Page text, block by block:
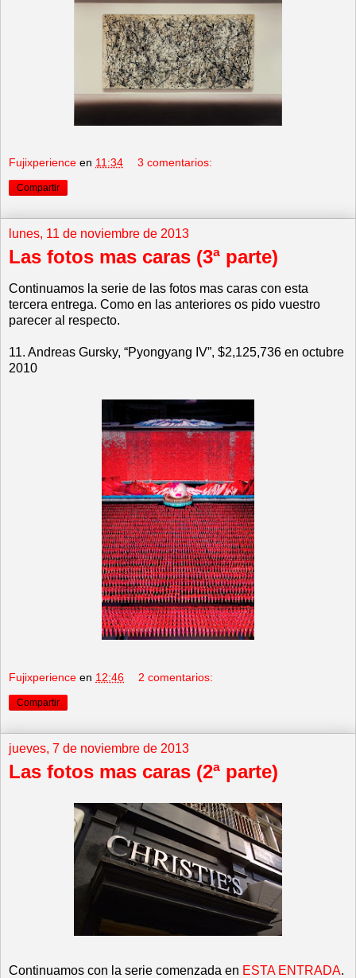
Fujixperience en 11:34 3 comentarios:
Compartir
lunes, 11 de noviembre de 2013
Las fotos mas caras (3ª parte)
Continuamos la serie de las fotos mas caras con esta
tercera entrega. Como en las anteriores os pido vuestro
parecer al respecto.
11. Andreas Gursky, “Pyongyang IV”, $2,125,736 en octubre
2010
Fujixperience en 12:46 2 comentarios:
Compartir
jueves, 7 de noviembre de 2013
Las fotos mas caras (2ª parte)
Continuamos con la serie comenzada en ESTA ENTRADA.